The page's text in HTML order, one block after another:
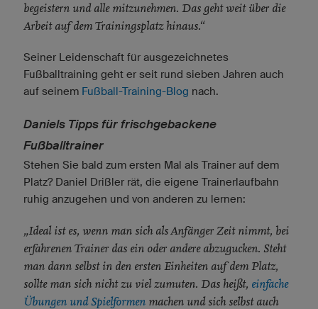
begeistern und alle mitzunehmen. Das geht weit über die
Arbeit auf dem Trainingsplatz hinaus.“
Seiner Leidenschaft für ausgezeichnetes
Fußballtraining geht er seit rund sieben Jahren auch
auf seinem Fußball-Training-Blog nach.
Daniels Tipps für frischgebackene
Fußballtrainer
Stehen Sie bald zum ersten Mal als Trainer auf dem
Platz? Daniel Drißler rät, die eigene Trainerlaufbahn
ruhig anzugehen und von anderen zu lernen:
„Ideal ist es, wenn man sich als Anfänger Zeit nimmt, bei
erfahrenen Trainer das ein oder andere abzugucken. Steht
man dann selbst in den ersten Einheiten auf dem Platz,
sollte man sich nicht zu viel zumuten. Das heißt, einfache
Übungen und Spielformen machen und sich selbst auch